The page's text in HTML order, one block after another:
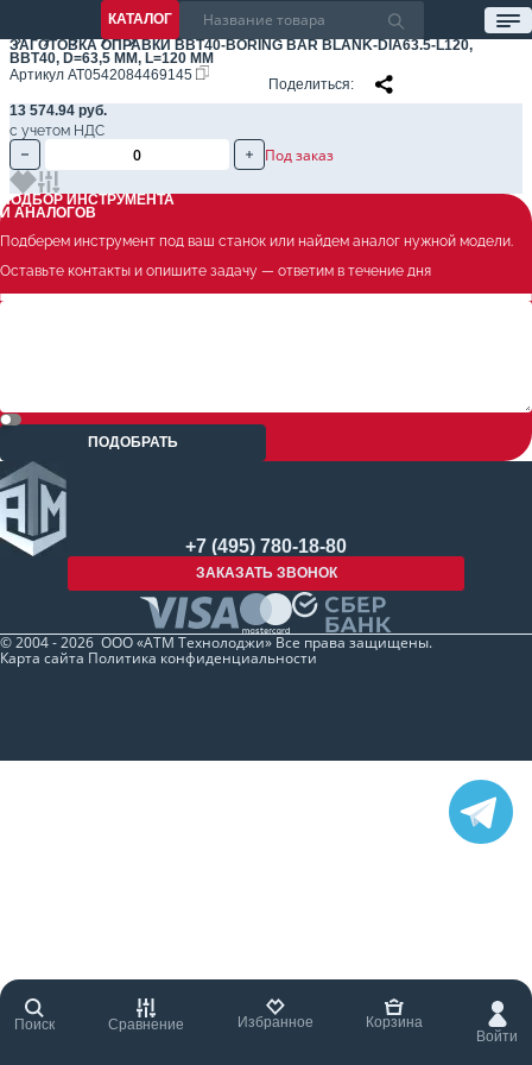
КАТАЛОГ
Поиск Сравнение Избранное
Корзина
Войти
ЗАГОТОВКА ОПРАВКИ BBT40-BORING BAR BLANK-DIA63.5-L120,
BBT40, D=63,5 ММ, L=120 ММ
Артикул AT0542084469145
Поделиться
13 574.94 руб.
с учетом НДС
Под заказ
ПОДБОР ИНСТРУМЕНТА
И АНАЛОГОВ
Подберем инструмент под ваш станок или найдем аналог нужной модели.
Оставьте контакты и опишите задачу — ответим в течение дня
ПОДОБРАТЬ
+7 (495) 780-18-80
ЗАКАЗАТЬ ЗВОНОК
© 2004 - 2026 ООО «АТМ Технолоджи» Все права защищены.
Карта сайта Политика конфиденциальности